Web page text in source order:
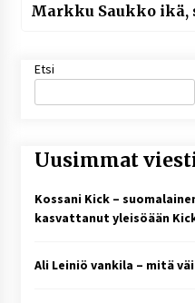
Markku Saukko ikä,
Etsi
Uusimmat
Kossani Kick –
kasvattanut yleisöään
Ali Leiniö vankila – mitä